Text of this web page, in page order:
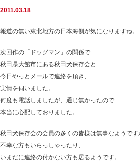
2011.03.18
報道の無い東北地方の日本海側が気になりますね。
次回作の「ドッグマン」の関係で
秋田県大館市にある秋田犬保存会と
今日やっとメールで連絡を頂き、
実情を伺いました。
何度も電話しましたが、通じ無かったので
本当に心配しておりました。
秋田犬保存会の会員の多くの皆様は無事なようです
不幸な方もいらっしゃったり、
いまだに連絡の付かない方も居るようです。